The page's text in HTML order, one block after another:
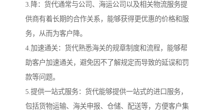
3.降：货代通常与公司、海运公司以及相关物流服务提
供商有着长期的合作关系，能够获得更优惠的价格和服
务，从而为客户降。
4.加速通关：货代熟悉海关的规章制度和流程，能够帮
助客户加速通关，避免因不了解规定而导致的延误和罚
款等问题。
5.提供一站式服务：货代能够提供一站式的进口服务，
包括货物运输、海关申报、仓储、配送等，方便客户集